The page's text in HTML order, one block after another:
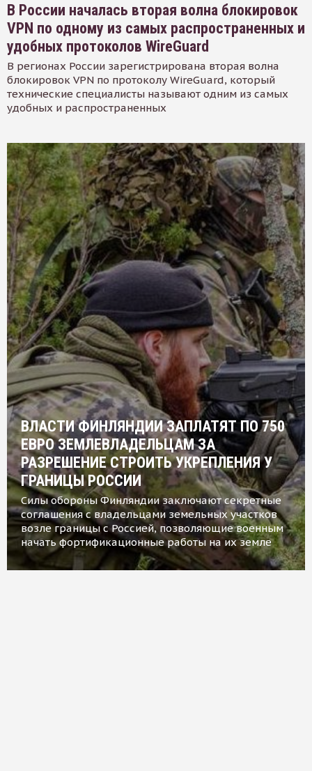
В России началась вторая волна блокировок
VPN по одному из самых распространенных и
удобных протоколов WireGuard
В регионах России зарегистрирована вторая волна
блокировок VPN по протоколу WireGuard, который
технические специалисты называют одним из самых
удобных и распространенных
ВЛАСТИ ФИНЛЯНДИИ ЗАПЛАТЯТ ПО 750
ЕВРО ЗЕМЛЕВЛАДЕЛЬЦАМ ЗА
РАЗРЕШЕНИЕ СТРОИТЬ УКРЕПЛЕНИЯ У
ГРАНИЦЫ РОССИИ
Силы обороны Финляндии заключают секретные
соглашения с владельцами земельных участков
возле границы с Россией, позволяющие военным
начать фортификационные работы на их земле